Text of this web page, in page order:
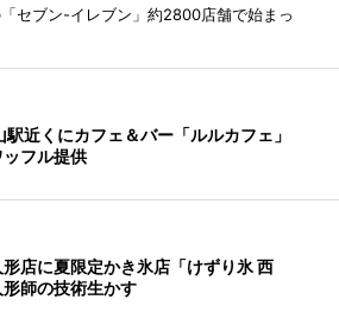
セブン-イレブン」約2800店舗で始まっ
駅近くにカフェ＆バー「ルルカフェ」
フル提供
店に夏限定かき氷店「けずり氷 西
師の技術生かす